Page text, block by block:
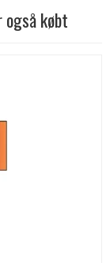
købt